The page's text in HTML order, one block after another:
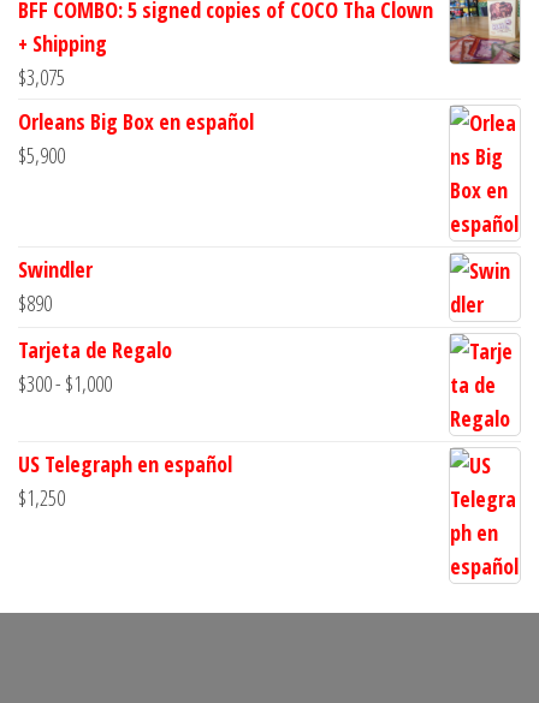
BFF COMBO: 5 signed copies of COCO Tha Clown
+ Shipping
$3,075
Orleans Big Box en español
$5,900
Swindler
$890
Tarjeta de Regalo
$300- $1,000Rango
precios:
desde
US Telegraph en español
$1,250